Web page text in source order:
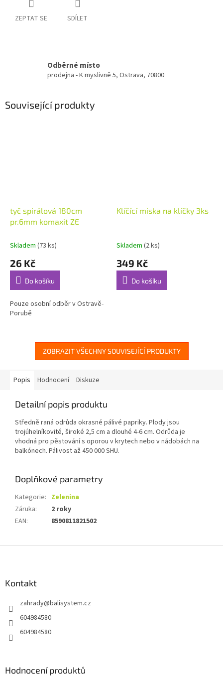
ZEPTAT SE SDÍLET
Odběrné místo
prodejna - K myslivně 5, Ostrava, 70800
Související produkty
tyč spirálová 180cm
pr.6mm komaxit ZE
Skladem (73 ks)
26 Kč
Do košíku
Pouze osobní odběr v Ostravě-
Porubě
Klíčící miska na klíčky 3ks
Skladem (2 ks)
349 Kč
Do košíku
ZOBRAZIT VŠECHNY SOUVISEJÍCÍ PRODUKTY
Popis Hodnocení Diskuze
Detailní popis produktu
Středně raná odrůda okrasné pálivé papriky. Plody jsou
trojúhelníkovité, široké 2,5 cm a dlouhé 4-6 cm. Odrůda je
vhodná pro pěstování s oporou v krytech nebo v nádobách na
balkónech. Pálivost až 450 000 SHU.
Doplňkové parametry
Kategorie: Zelenina
Záruka:
2 roky
EAN: 8590811821502
Kontakt
zahrady@balisystem.cz
604984580
604984580
Hodnocení produktů